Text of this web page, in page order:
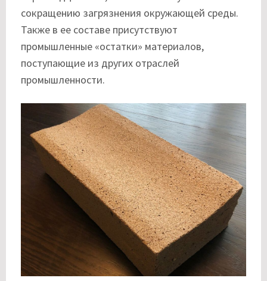
сокращению загрязнения окружающей среды.
Также в ее составе присутствуют
промышленные «остатки» материалов,
поступающие из других отраслей
промышленности.